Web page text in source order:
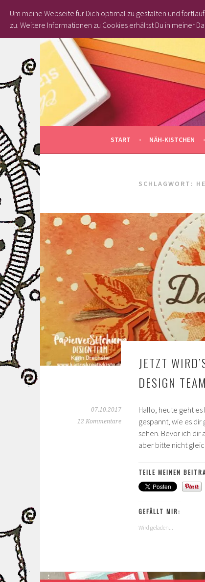
Springe
Inhalt
START NÄH-KISTCHEN
SCHLAGWORT:
JETZT
DESIGN
07.10.2017
12 Kommentare
Hallo, heute geht
gespannt, wie es dir
sehen. Bevor ich dir
aber bitte nicht
TEILE MEINEN
GEFÄLLT MIR:
Wird geladen...
Um meine Webseite für Dich optimal zu gestalten und
zu. Weitere Informationen zu Cookies erhältst Du in meiner